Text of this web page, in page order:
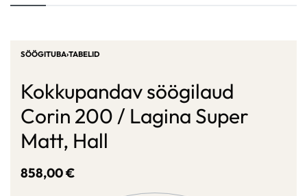
SÖÖGITUBA›TABELID
Kokkupandav söögilaud
Corin 200 / Lagina Super
Matt, Hall
858,00€